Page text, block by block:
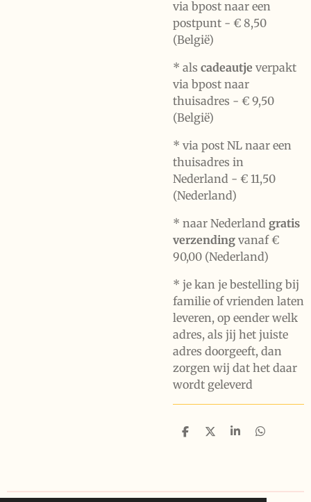
via bpost naar een
postpunt - € 8,50
(België)
* als cadeautje verpakt
via bpost naar
thuisadres - € 9,50
(België)
* via post NL naar een
thuisadres in
Nederland - € 11,50
(Nederland)
* naar Nederland gratis
verzending vanaf €
90,00 (Nederland)
* je kan je bestelling bij
familie of vrienden laten
leveren, op eender welk
adres, als jij het juiste
adres doorgeeft, dan
zorgen wij dat het daar
wordt geleverd
D
D
S
D